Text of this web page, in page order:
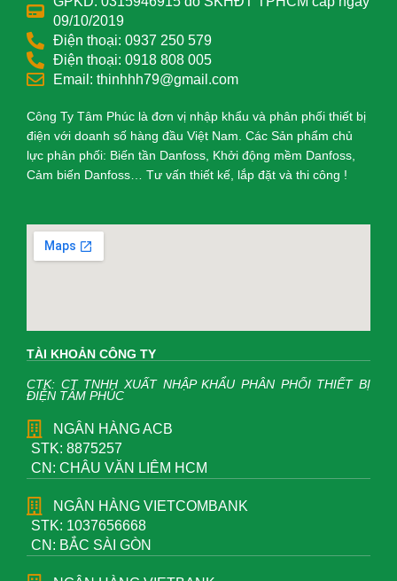
09/10/2019
Điện thoại: 0937 250 579
Điện thoại: 0918 808 005
Email: thinhhh79@gmail.com
Công Ty Tâm Phúc là đơn vị nhập khẩu và phân phối thiết bị
điện với doanh số hàng đầu Việt Nam. Các Sản phẩm chủ
lực phân phối: Biến tần Danfoss, Khởi động mềm Danfoss,
Cảm biến Danfoss… Tư vấn thiết kế, lắp đặt và thi công !
TÀI KHOẢN CÔNG TY
CTK: CT TNHH XUẤT NHẬP KHẨU PHÂN PHỐI THIẾT BỊ
ĐIỆN TÂM PHÚC
NGÂN HÀNG ACB
STK: 8875257
CN: CHÂU VĂN LIÊM HCM
NGÂN HÀNG VIETCOMBANK
STK: 1037656668
CN: BẮC SÀI GÒN